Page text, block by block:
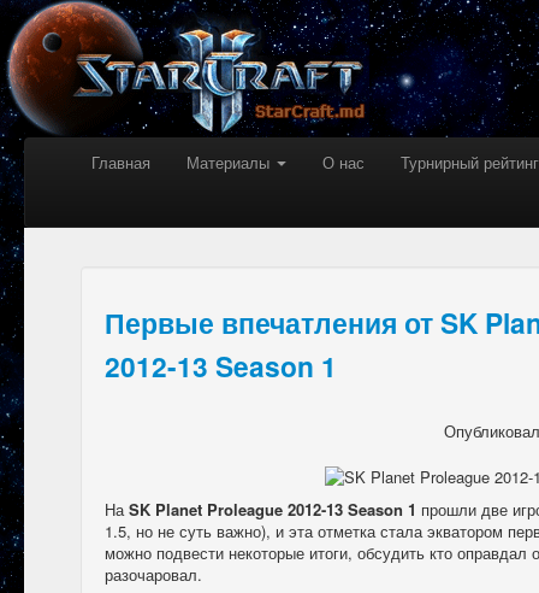
Главная Материалы О нас Турнирный рейтинг
Первые впечатления от SK
2012-13 Season 1
На SK Planet Proleague 2012-13 Season 1 прошли две
1.5, но не суть важно), и эта отметка стала экватором
можно подвести некоторые итоги, обсудить кто оправдал
разочаровал.